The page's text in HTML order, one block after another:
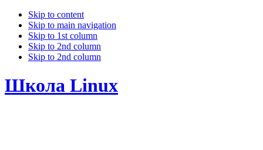
Skip to content
Skip to main navigation
Skip to 1st column
Skip to 2nd column
Skip to 2nd column
Школа Linux